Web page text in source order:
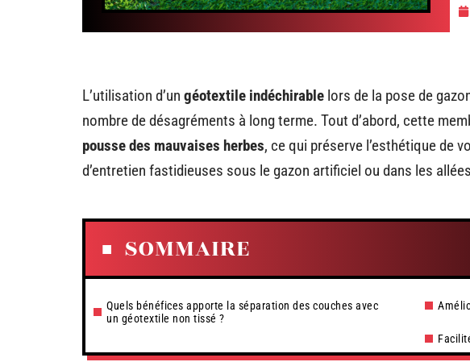
L’utilisation d’un géotextile indéchirable lors de la pose de
nombre de désagréments à long terme. Tout d’abord, cette
pousse des mauvaises herbes, ce qui préserve l’esthétique de
d’entretien fastidieuses sous le gazon artificiel ou dans les
SOMMAIRE
Quels bénéfices apporte la séparation des couches avec
un géotextile non tissé ?